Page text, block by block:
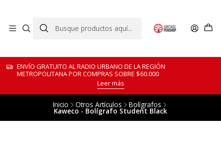
ENVÍO GRATUITO AL RADIO URBANO DE LA REGIÓN
METROPOLITANA POR COMPRAS SOBRE $60.000
Leer más
Inicio Otros Artículos Bolígrafos
Kaweco - Bolígrafo Student Black